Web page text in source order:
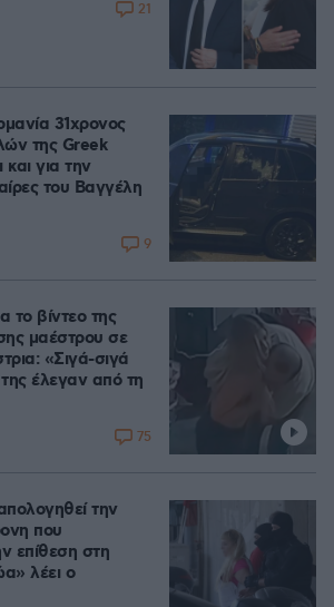
21
31χρονος
της Greek
και για την
του Βαγγέλη
9
το βίντεο της
μαέστρου σε
«Σιγά-σιγά
έλεγαν από τη
75
την
που
επίθεση στη
λέει ο